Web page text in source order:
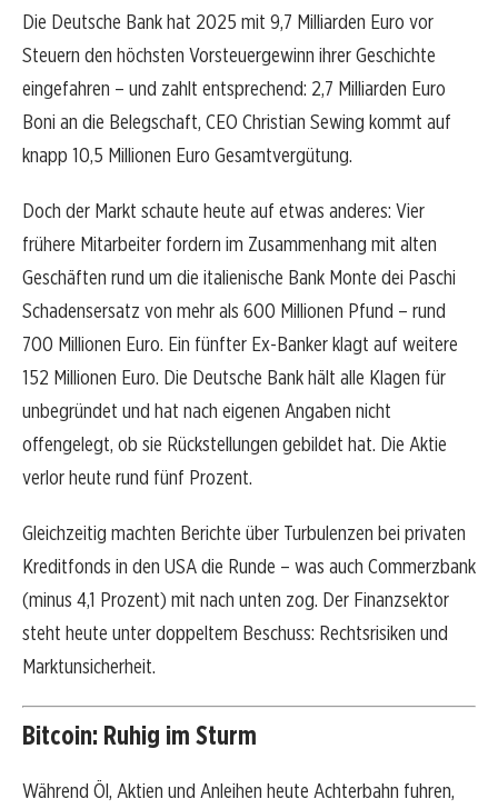
Die Deutsche Bank hat 2025 mit 9,7 Milliarden Euro vor
Steuern den höchsten Vorsteuergewinn ihrer Geschichte
eingefahren – und zahlt entsprechend: 2,7 Milliarden Euro
Boni an die Belegschaft, CEO Christian Sewing kommt auf
knapp 10,5 Millionen Euro Gesamtvergütung.
Doch der Markt schaute heute auf etwas anderes: Vier
frühere Mitarbeiter fordern im Zusammenhang mit alten
Geschäften rund um die italienische Bank Monte dei Paschi
Schadensersatz von mehr als 600 Millionen Pfund – rund
700 Millionen Euro. Ein fünfter Ex-Banker klagt auf weitere
152 Millionen Euro. Die Deutsche Bank hält alle Klagen für
unbegründet und hat nach eigenen Angaben nicht
offengelegt, ob sie Rückstellungen gebildet hat. Die Aktie
verlor heute rund fünf Prozent.
Gleichzeitig machten Berichte über Turbulenzen bei privaten
Kreditfonds in den USA die Runde – was auch Commerzbank
(minus 4,1 Prozent) mit nach unten zog. Der Finanzsektor
steht heute unter doppeltem Beschuss: Rechtsrisiken und
Marktunsicherheit.
Bitcoin: Ruhig im Sturm
Während Öl, Aktien und Anleihen heute Achterbahn fuhren,